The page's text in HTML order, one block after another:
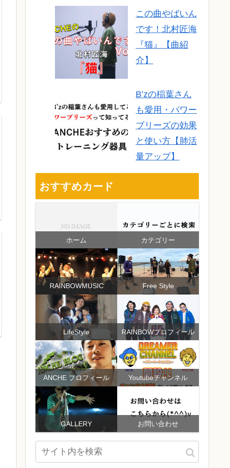
この曲やばいん
です！北村匠海
『猫』【曲紹
介】
B’zの稲葉さん
も愛用・パワー
ブリーズの効果
と使い方【肺活
量アップ】
おすすめカード
ホーム カテゴリー
RAINBOWMUSIC Free Style
LifeStyle RAINBOWプロフィール
ANCHE プロフィール Youtubeチャンネル
GALLERY お問い合わせ